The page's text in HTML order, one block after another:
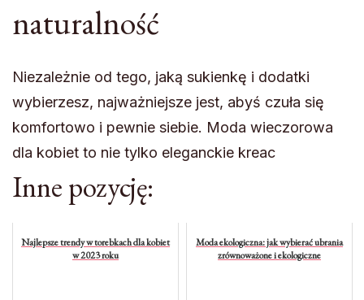
naturalność
Niezależnie od tego, jaką sukienkę i dodatki
wybierzesz, najważniejsze jest, abyś czuła się
komfortowo i pewnie siebie. Moda wieczorowa
dla kobiet to nie tylko eleganckie kreac
Inne pozycję:
Najlepsze trendy w torebkach dla kobiet
w 2023 roku
Moda ekologiczna: jak wybierać ubrania
zrównoważone i ekologiczne